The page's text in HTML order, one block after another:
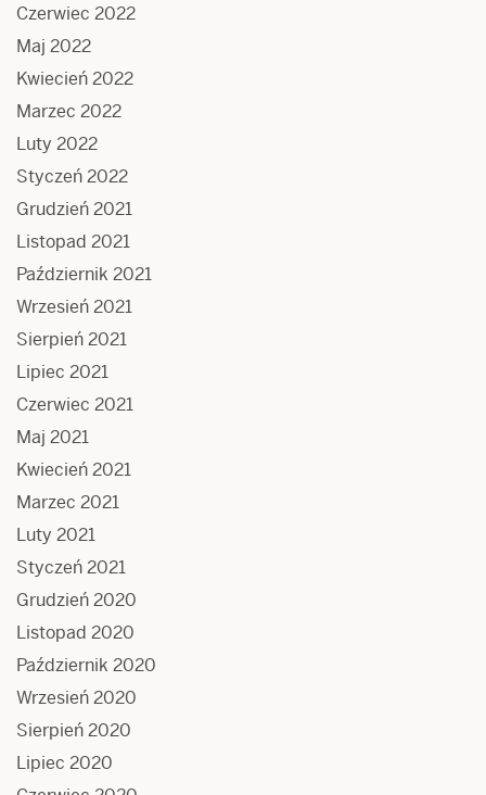
Czerwiec 2022
Maj 2022
Kwiecień 2022
Marzec 2022
Luty 2022
Styczeń 2022
Grudzień 2021
Listopad 2021
Październik 2021
Wrzesień 2021
Sierpień 2021
Lipiec 2021
Czerwiec 2021
Maj 2021
Kwiecień 2021
Marzec 2021
Luty 2021
Styczeń 2021
Grudzień 2020
Listopad 2020
Październik 2020
Wrzesień 2020
Sierpień 2020
Lipiec 2020